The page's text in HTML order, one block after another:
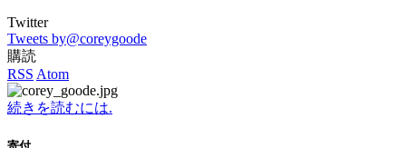
Twitter
Tweets by@coreygoode
購読
RSS Atom
続きを読むには.